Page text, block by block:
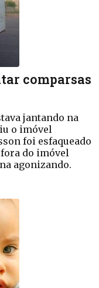
comparsas
jantando na
o imóvel
foi esfaqueado
do imóvel
agonizando.